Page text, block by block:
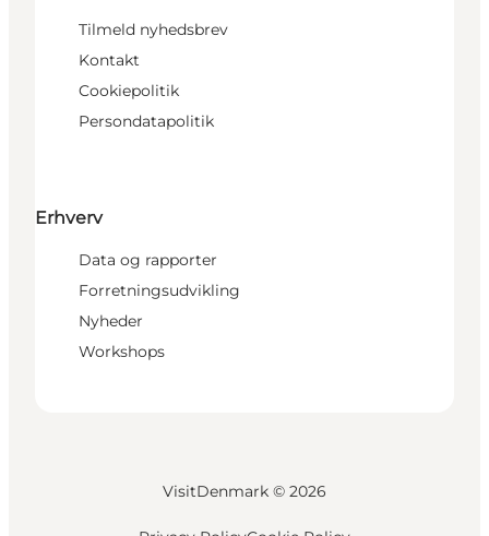
Tilmeld nyhedsbrev
Kontakt
Cookiepolitik
Persondatapolitik
Erhverv
Data og rapporter
Forretningsudvikling
Nyheder
Workshops
VisitDenmark © 2026